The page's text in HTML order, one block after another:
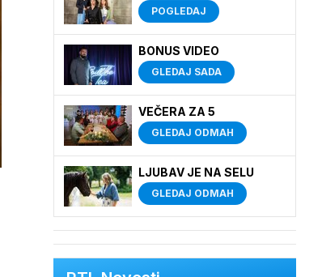
POGLEDAJ
BONUS VIDEO
GLEDAJ SADA
VEČERA ZA 5
GLEDAJ ODMAH
LJUBAV JE NA SELU
GLEDAJ ODMAH